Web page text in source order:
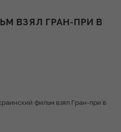
ВЗЯЛ ГРАН-ПРИ В
фильм взял Гран-при в